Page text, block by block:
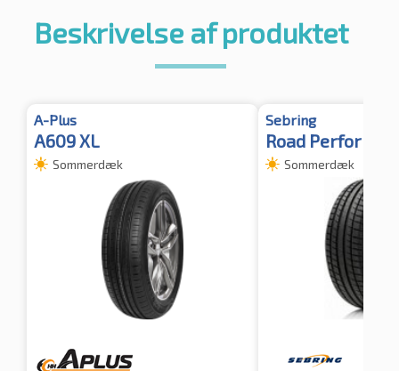
Beskrivelse af produktet
A-Plus
A609 XL
Sommerdæk
Sebring
Road
Sommerdæk